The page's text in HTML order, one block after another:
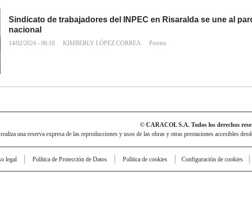
Sindicato de trabajadores del INPEC en Risaralda se une al
nacional
14/02/2024 - 06:10 KIMBERLY LÓPEZ CORREA Pereira
© CARACOL S.A. Todos los derechos
una reserva expresa de las reproducciones y usos de las obras y otras prestaciones accesibles
legal Política de Protección de Datos Política de cookies Configuración de cookies